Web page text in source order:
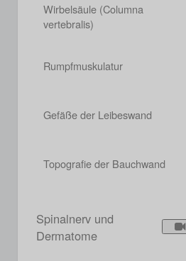
Wirbelsäule (Columna
vertebralis)
Rumpfmuskulatur
Gefäße der Leibeswand
Topografie der Bauchwand
Spinalnerv und
Dermatome